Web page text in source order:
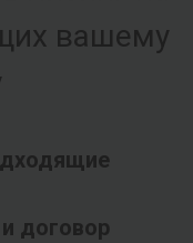
вашему
договор